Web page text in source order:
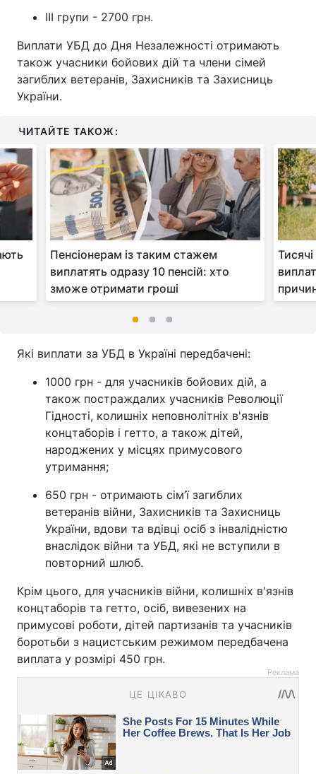
III групи - 2700 грн.
Виплати УБД до Дня Незалежності отримають
також учасники бойових дій та члени сімей
загиблих ветеранів, Захисників та Захисниць
України.
ЧИТАЙТЕ ТАКОЖ:
Пенсіонерам із таким стажем
виплатять одразу 10 пенсій: хто
зможе отримати гроші
Які виплати за УБД в Україні передбачені:
1000 грн - для учасників бойових дій, а
також постраждалих учасників Революції
Гідності, колишніх неповнолітніх в'язнів
концтаборів і гетто, а також дітей,
народжених у місцях примусового
утримання;
650 грн - отримають сім’ї загиблих
ветеранів війни, Захисників та Захисниць
України, вдови та вдівці осіб з інвалідністю
внаслідок війни та УБД, які не вступили в
повторний шлюб.
Крім цього, для учасників війни, колишніх в'язнів
концтаборів та гетто, осіб, вивезених на
примусові роботи, дітей партизанів та учасників
боротьби з нацистським режимом передбачена
виплата у розмірі 450 грн.
Реклама